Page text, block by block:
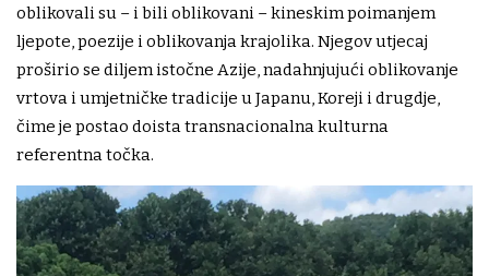
oblikovali su – i bili oblikovani – kineskim poimanjem
ljepote, poezije i oblikovanja krajolika. Njegov utjecaj
proširio se diljem istočne Azije, nadahnjujući oblikovanje
vrtova i umjetničke tradicije u Japanu, Koreji i drugdje,
čime je postao doista transnacionalna kulturna
referentna točka.